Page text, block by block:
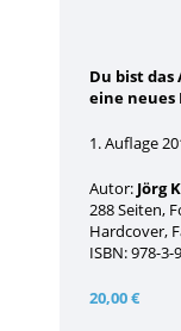
Du bist
eine neues
1. Auflage
Autor: Jörg
288 Seiten,
Hardcover,
ISBN: 978-3-
20,00€